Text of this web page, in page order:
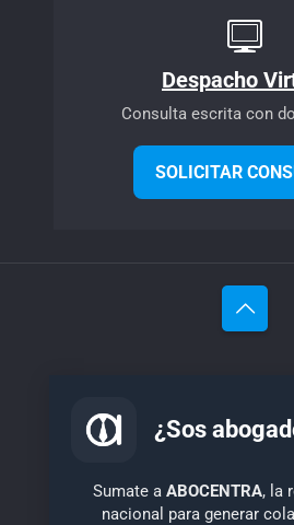
Despacho
Consulta escrita con
SOLICITAR
¿Sos
Sumate a ABOCENTRA, la
nacional para generar